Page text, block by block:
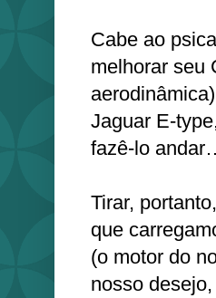
Cabe ao
melhorar seu
Jaguar E-
fazê-lo
Tirar,
que
(o motor do
nosso